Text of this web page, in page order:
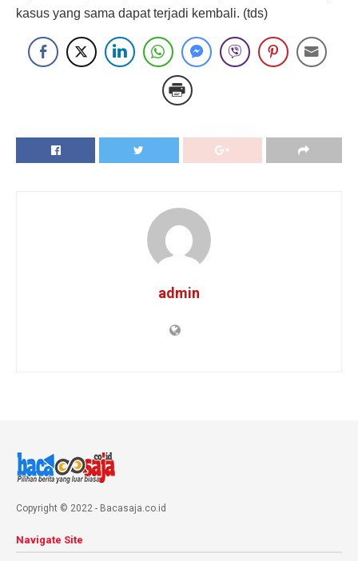
kasus yang sama dapat terjadi kembali. (tds)
admin
Copyright © 2022 - Bacasaja.co.id
Navigate Site